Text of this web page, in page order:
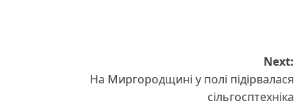
Next:
На Миргородщині у полі підірвалася
сільгосптехніка